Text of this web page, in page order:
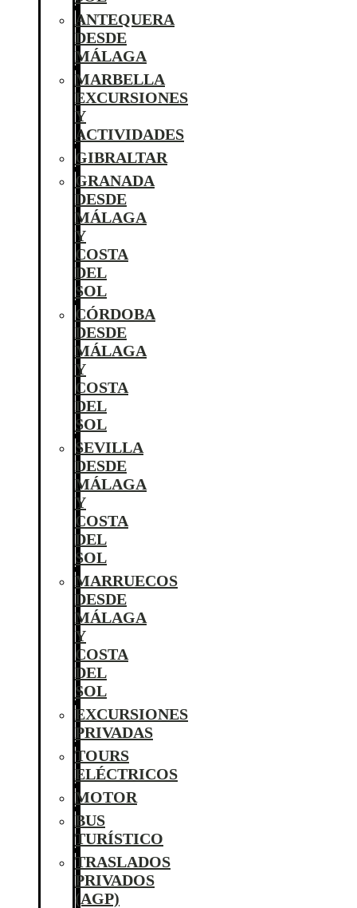
ANTEQUERA
DESDE
MÁLAGA
MARBELLA
EXCURSIONES
Y
ACTIVIDADES
GIBRALTAR
GRANADA
DESDE
MÁLAGA
Y
COSTA
DEL
SOL
CÓRDOBA
DESDE
MÁLAGA
Y
COSTA
DEL
SOL
SEVILLA
DESDE
MÁLAGA
Y
COSTA
DEL
SOL
MARRUECOS
DESDE
MÁLAGA
Y
COSTA
DEL
SOL
EXCURSIONES
PRIVADAS
TOURS
ELÉCTRICOS
MOTOR
BUS
TURÍSTICO
TRASLADOS
PRIVADOS
(AGP)